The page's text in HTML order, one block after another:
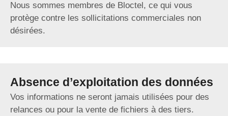
Nous sommes membres de Bloctel, ce qui vous
protège contre les sollicitations commerciales non
désirées.
Absence d’exploitation des données
Vos informations ne seront jamais utilisées pour des
relances ou pour la vente de fichiers à des tiers.